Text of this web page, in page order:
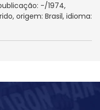
-/1974,
origem: Brasil, idioma: